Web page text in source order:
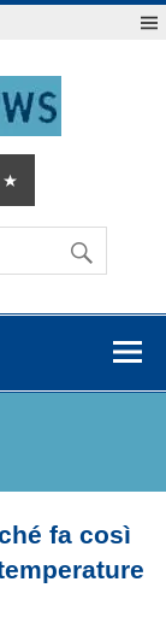
fa così